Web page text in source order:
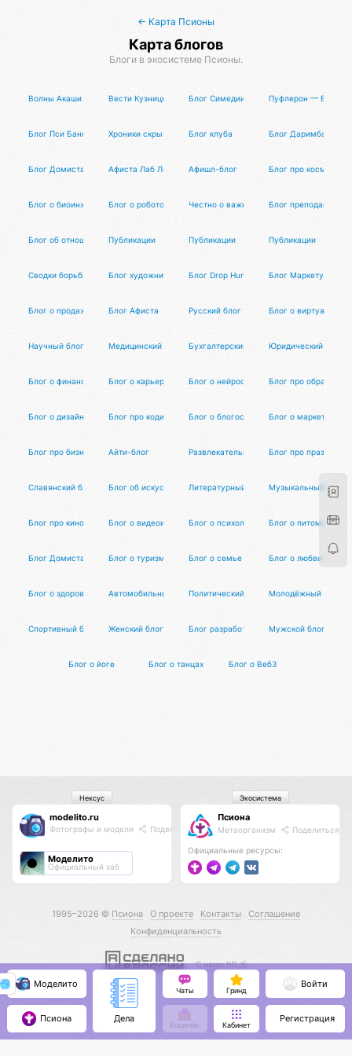
← Карта Псионы
Карта блогов
Блоги в экосистеме Псионы.
Волны Акаши — Блог РАВести Кузницы Блог Симедии Пуфлерон — Блог
Блог Пси Банка Хроники скрытой историиБлог клуба Блог Даримба
Блог Домиста АрендыАфиста Лаб Лог Афишл-блог Блог про космос
Блог о биоинженерииБлог о робототехникеЧестно о важном Блог
Блог об отношениях мужчин и женщин
Публикации Публикации Публикации
Сводки борьбы с британской монархией
Блог художника Раисы Арефьевой
Блог Drop Hunters Блог Маркетун
Блог о продажах и маркетплейсах
Блог Афиста Русский блог Блог о виртуальной
Научный блог Медицинский блог Бухгалтерский блог Юридический блог
Блог о финансах Блог о карьере и работеБлог о нейросетях Блог про
Блог о дизайне Блог про кодинг Блог о блогосфере Блог о маркетинге
Блог про бизнес Айти-блог Развлекательный блогБлог про праздники
Славянский блог Блог об искусстве Литературный блог Музыкальный блог
Блог про кино Блог о видеоиграх Блог о психологии Блог о питомцах
Блог Домиста Блог о туризме Блог о семье и воспитанииБлог о любви и
Блог о здоровье и питанииАвтомобильный блогПолитический блог Молодёжный блог
Спортивный блог Женский блог Блог разработки Мужской блог
Блог о йоге Блог о танцах Блог о Веб3
modelito.ru
Фотографы и модели Поделиться
Моделито
Официальный хаб
Нексус
Псиона
Метаорганизм Поделиться
Официальные ресурсы:
Экосистема
1995–2026 © Псиона О проекте Контакты
Соглашение
Конфиденциальность
С нами КО 🕉️
Моделито
Псиона Дела
Чаты Гринд
Кошелёк Кабинет
Войти
Регистрация